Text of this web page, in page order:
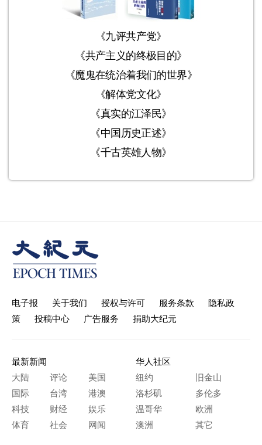
《九评共产党》
《共产主义的终极目的》
《魔鬼在统治着我们的世界》
《解体党文化》
《真实的江泽民》
《中国历史正述》
《千古英雄人物》
电子报 关于我们 授权与许可 服务条款
隐私政
策
投稿中心 广告服务 捐助大纪元
最新新闻
大陆
评论
美国
国际
台湾
港澳
科技
财经
娱乐
体育
社会 网闻
华人社区
纽约
旧金山
洛杉矶
多伦多
温哥华
欧洲
澳洲
其它